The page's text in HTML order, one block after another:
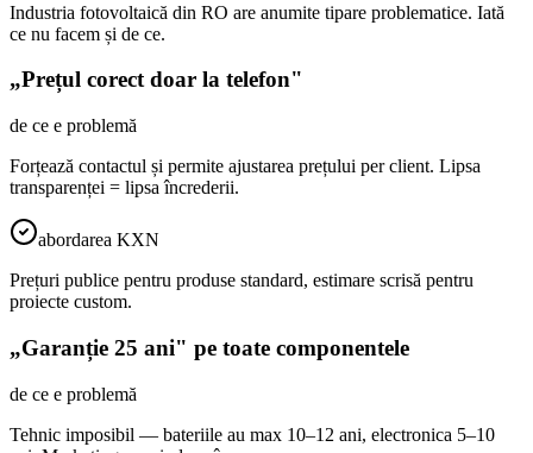
Industria fotovoltaică din RO are anumite tipare problematice. Iată
ce nu facem și de ce.
„Prețul corect doar la telefon"
de ce e problemă
Forțează contactul și permite ajustarea prețului per client. Lipsa
transparenței = lipsa încrederii.
abordarea KXN
Prețuri publice pentru produse standard, estimare scrisă pentru
proiecte custom.
„Garanție 25 ani" pe toate componentele
de ce e problemă
Tehnic imposibil — bateriile au max 10–12 ani, electronica 5–10